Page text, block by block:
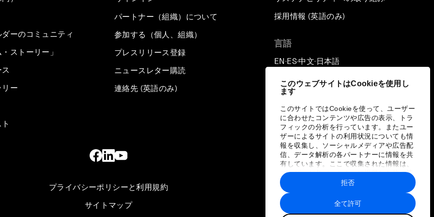
このウェブサイトはCookieを使用し
ます
このサイトではCookieを使って、ユーザー
に合わせたコンテンツや広告の表示、トラ
フィックの分析を行っています。またユー
ザーによるサイトの利用状況についても情
報を収集し、ソーシャルメディアや広告配
信、データ解析の各パートナーに情報を共
有しています。ここで収集された情報は、
ユーザーが各パートナーに提供した他の情
報や各パートナーのサービスを使用した際
に収集された情報と組み合わされ、各パー
トナーによって使用されることがありま
す。
全て許可
拒否
ーのコミュニティ
ストーリー」
ー
パートナー（組織）について
参加する（個人、組織）
プレスリリース登録
ニュースレター購読
連絡先 (英語のみ)
採用情報 (英語のみ)
言語
EN ▪ ES▪中文▪ 日本語
プライバシーポリシーと利用規約
サイトマップ